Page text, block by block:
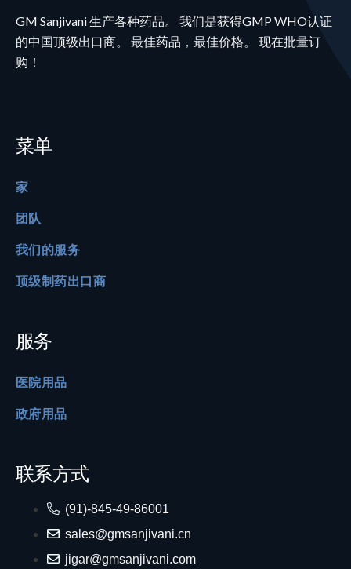
GM Sanjivani 生产各种药品。 我们是获得GMP WHO认证
的中国顶级出口商。 最佳药品，最佳价格。 现在批量订
购！
菜单
家
团队
我们的服务
顶级制药出口商
服务
医院用品
政府用品
联系方式
(91)-845-49-86001
sales@gmsanjivani.cn
jigar@gmsanjivani.com